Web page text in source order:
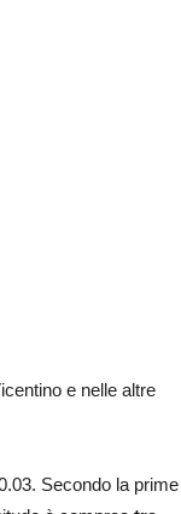
e nelle altre
Secondo la prime